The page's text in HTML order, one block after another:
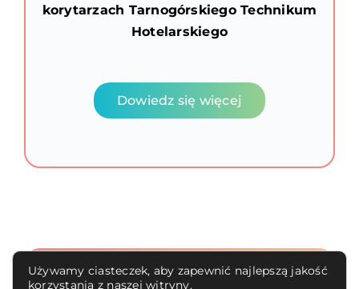
korytarzach Tarnogórskiego Technikum
Hotelarskiego
Dowiedz się więcej
Używamy ciasteczek, aby zapewnić najlepszą jakość
korzystania z naszej witryny.